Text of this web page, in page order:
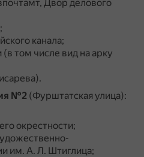
Двор делового
канала;
том числе вид на арку
№2 (Фурштатская улица):
окрестности;
им. А. Л. Штиглица;